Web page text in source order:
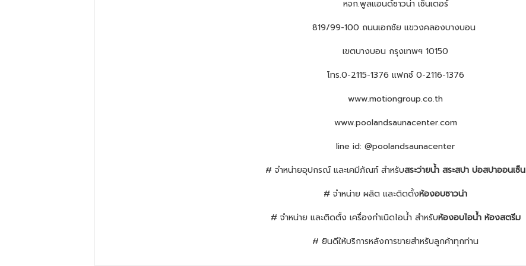
หจก.พูลแอนด์ซาวน่า เซ็นเตอร์
819/99-100 ถนนเอกชัย แขวงคลองบางบอน
เขตบางบอน กรุงเทพฯ 10150
โทร.0-2115-1376 แฟกซ์ 0-2116-1376
www.motiongroup.co.th
www.poolandsaunacenter.com
line id: @poolandsaunacenter
# จำหน่ายอุปกรณ์ และเคมีภัณฑ์ สำหรับสระว่ายน้ำ สระสปา บ่อสปาออนเซ็น
# จำหน่าย ผลิต และติดตั้งห้องอบซาวน่า
# จำหน่าย และติดตั้ง เครื่องกำเนิดไอน้ำ สำหรับห้องอบไอน้ำ ห้องสตรีม
# ยินดีให้บริการหลังการขายสำหรับลูกค้าทุกท่าน